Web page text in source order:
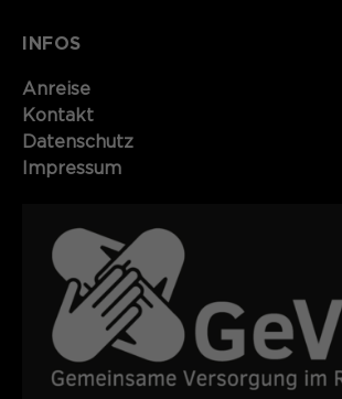
INFOS
Anreise
Kontakt​​​​​
Datenschutz
Impressum